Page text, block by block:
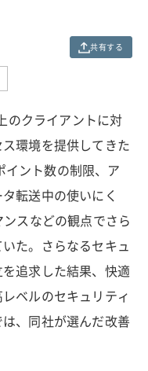
共有する
のクライアントに対
環境を提供してきた
ント数の制限、ア
転送中の使いにく
スなどの観点でさら
た。さらなるセキュ
追求した結果、快適
ベルのセキュリティ
、同社が選んだ改善